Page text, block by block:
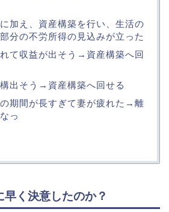
加え、資産構築を行い、生活の
分の不労所得の見込みが立った
て収益が出そう→資産構築へ回
出そう→資産構築へ回せる
期間が長すぎて妻が疲れた→離
っ
早く決意したのか？